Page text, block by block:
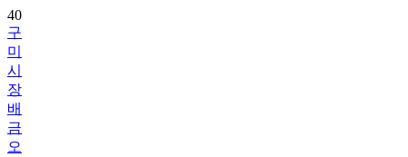
40
구
미
시
장
배
금
오